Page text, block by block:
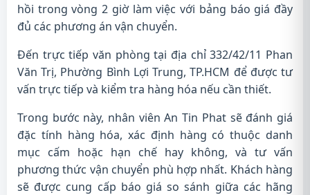
hồi trong vòng 2 giờ làm việc với bảng báo giá đầy
đủ các phương án vận chuyển.
Đến trực tiếp văn phòng tại địa chỉ 332/42/11 Phan
Văn Trị, Phường Bình Lợi Trung, TP.HCM để được tư
vấn trực tiếp và kiểm tra hàng hóa nếu cần thiết.
Trong bước này, nhân viên An Tin Phat sẽ đánh giá
đặc tính hàng hóa, xác định hàng có thuộc danh
mục cấm hoặc hạn chế hay không, và tư vấn
phương thức vận chuyển phù hợp nhất. Khách hàng
sẽ được cung cấp báo giá so sánh giữa các hãng